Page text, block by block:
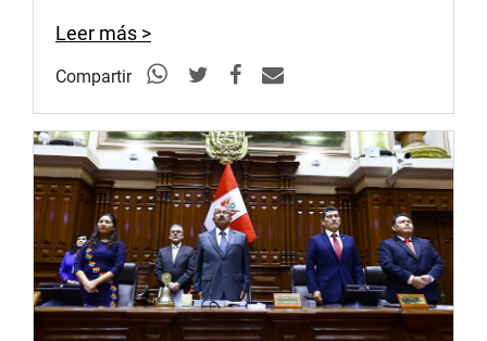
Leer más >
Compartir